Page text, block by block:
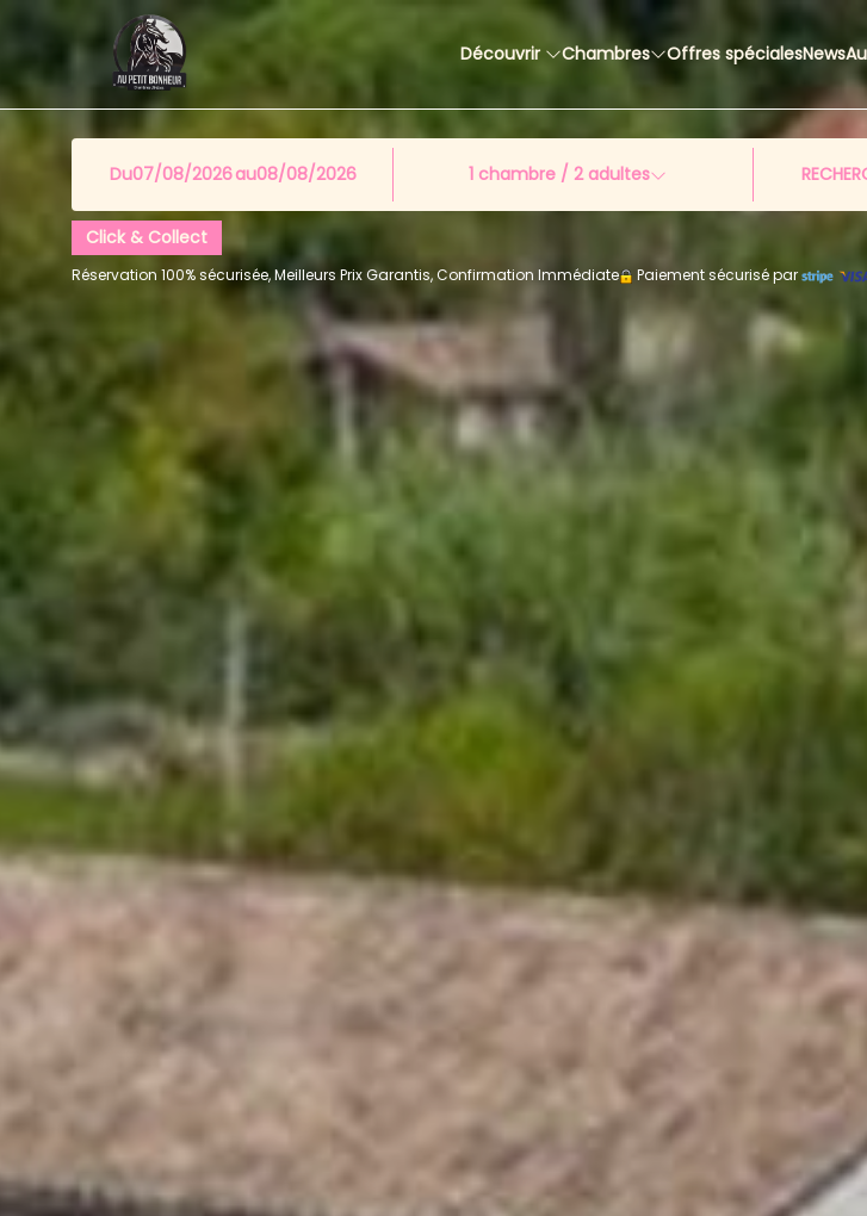
Découvrir Chambres Offres spécialesNews
Du au 1 chambre / 2 adultes
Click & Collect
Réservation 100% sécurisée, Meilleurs Prix Garantis, Confirmation Immédiate Paiement sécurisé par